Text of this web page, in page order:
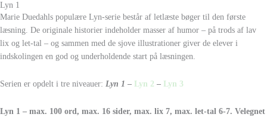
Lyn 1
Marie Duedahls populære Lyn-serie består af letlæste bøger til den første
læsning. De originale historier indeholder masser af humor – på trods af lav
lix og let-tal – og sammen med de sjove illustrationer giver de elever i
indskolingen en god og underholdende start på læsningen.
Serien er opdelt i tre niveauer: Lyn 1 – Lyn 2 – Lyn 3
Lyn 1 – max. 100 ord, max. 16 sider, max. lix 7, max. let-tal 6-7. Velegnet